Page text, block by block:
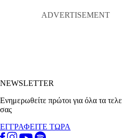
NEWSLETTER
Ενημερωθείτε πρώτοι για όλα τα
σας
ΕΓΓΡΑΦΕΙΤΕ ΤΩΡΑ